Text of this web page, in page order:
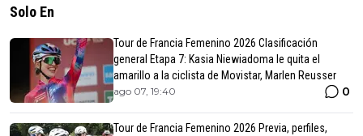
Solo En
Tour de Francia Femenino 2026 Clasificación
general Etapa 7: Kasia Niewiadoma le quita el
amarillo a la ciclista de Movistar, Marlen Reusser
ago 07, 19:40 0
Tour de Francia Femenino 2026 Previa, perfiles,